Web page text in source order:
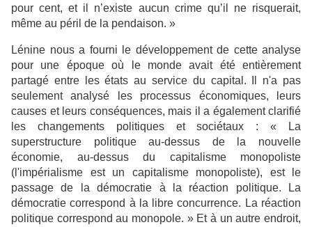
pour cent, et il n’existe aucun crime qu’il ne risquerait,
même au péril de la pendaison. »
Lénine nous a fourni le développement de cette analyse
pour une époque où le monde avait été entièrement
partagé entre les états au service du capital. Il n'a pas
seulement analysé les processus économiques, leurs
causes et leurs conséquences, mais il a également clarifié
les changements politiques et sociétaux : « La
superstructure politique au-dessus de la nouvelle
économie, au-dessus du capitalisme monopoliste
(l'impérialisme est un capitalisme monopoliste), est le
passage de la démocratie à la réaction politique. La
démocratie correspond à la libre concurrence. La réaction
politique correspond au monopole. » Et à un autre endroit,